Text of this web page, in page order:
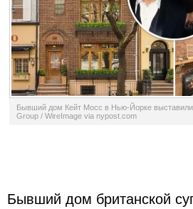
Бывший дом Кейт Мосс в Нью-Йорке
Group / WireImage via nypost.com
Бывший дом британской